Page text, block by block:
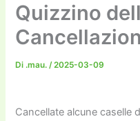
Quizzino
Di .mau./2025-03-09
Cancellate alcune caselle